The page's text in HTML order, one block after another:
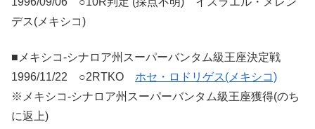
デス(メキシコ)
■メキシコ-シナロア州スーパーバンタム級王座決定戦
1996/11/22 ○2RTKO ホセ・ロドリゲス(メキシコ)
※メキシコ-シナロア州スーパーバンタム級王座獲得(のち
に返上)